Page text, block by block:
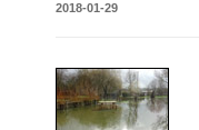
2018-01-29